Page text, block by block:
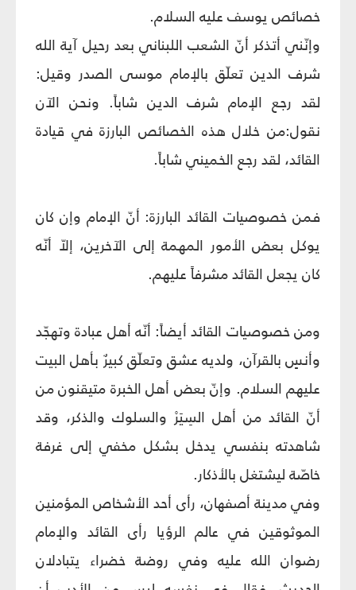
خصائص يوسف عليه السلام.
وإنّني أتذكر أنّ الشعب اللبناني بعد رحيل آية الله
شرف الدين تعلّق بالإمام موسى الصدر وقيل:
لقد رجع الإمام شرف الدين شاباً. ونحن الآن
نقول:من خلال هذه الخصائص البارزة في قيادة
القائد، لقد رجع الخميني شاباً.
فمن خصوصيات القائد البارزة: أنّ الإمام وإن كان
يوكل بعض الأمور المهمة إلى الآخرين، إلاّ أنّه
كان يجعل القائد مشرفاً عليهم.
ومن خصوصيات القائد أيضاً: أنّه أهل عبادة وتهجّد
وأنسٍ بالقرآن، ولديه عشق وتعلّق كبيرٌ بأهل البيت
عليهم السلام. وإنّ بعض أهل الخبرة متيقنون من
أنّ القائد من أهل السِيَرْ والسلوك والذكر، وقد
شاهدته بنفسي يدخل بشكل مخفي إلى غرفة
خاصّة ليشتغل بالأذكار.
وفي مدينة أصفهان، رأى أحد الأشخاص المؤمنين
الموثوقين في عالم الرؤيا رأى القائد والإمام
رضوان الله عليه وفي روضة خضراء يتبادلان